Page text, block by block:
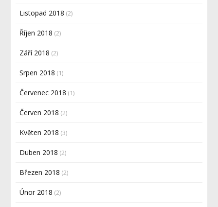
Listopad 2018 (2)
Říjen 2018 (2)
Září 2018 (2)
Srpen 2018 (1)
Červenec 2018 (1)
Červen 2018 (2)
Květen 2018 (3)
Duben 2018 (2)
Březen 2018 (2)
Únor 2018 (2)